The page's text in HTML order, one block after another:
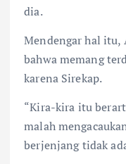
dia.
Mendengar hal itu,
bahwa memang
karena Sirekap.
“Kira-kira itu
malah
berjenjang tidak